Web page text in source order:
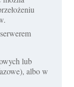
lub
albo w